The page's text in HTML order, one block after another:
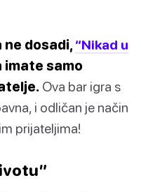
ne dosadi, “Nikad u
imate samo
Ova bar igra s
i odličan je način
prijateljima!